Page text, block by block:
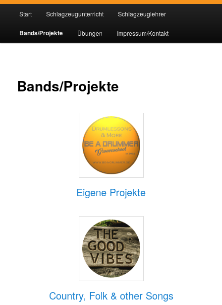
Start Schlagzeugunterricht Schlagzeuglehrer
Bands/Projekte Übungen Impressum/Kontakt
Bands/Projekte
Eigene Projekte
Country, Folk & other Songs